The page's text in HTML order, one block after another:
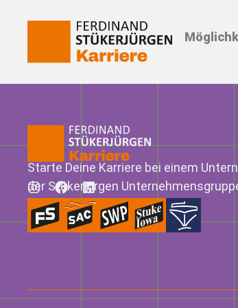
Starte Deine Karriere bei einem
der Stükerjürgen